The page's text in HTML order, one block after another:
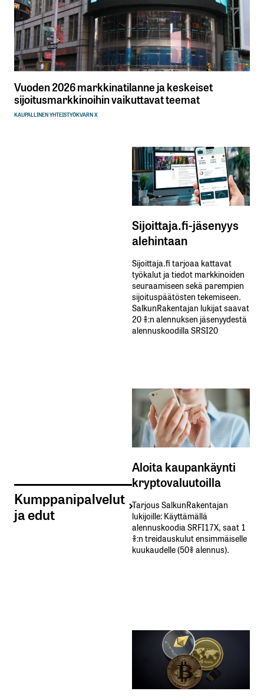
Vuoden 2026 markkinatilanne ja keskeiset
sijoitusmarkkinoihin vaikuttavat teemat
KAUPALLINEN YHTEISTYÖKVARN X
Kumppanipalvelut
ja edut
Sijoittaja.fi-jäsenyys
alehintaan
Sijoittaja.fi tarjoaa kattavat
työkalut ja tiedot markkinoiden
seuraamiseen sekä parempien
sijoituspäätösten tekemiseen.
SalkunRakentajan lukijat saavat
20 %:n alennuksen jäsenyydestä
alennuskoodilla SRSI20
Aloita kaupankäynti
kryptovaluutoilla
Tarjous SalkunRakentajan
lukijoille: Käyttämällä​ ​
alennuskoodia​ ​SRFI17X,​ ​saat​ ​1
%:n treidauskulut​ ​ensimmäiselle​ ​
kuukaudelle​ ​(50%​ ​alennus).